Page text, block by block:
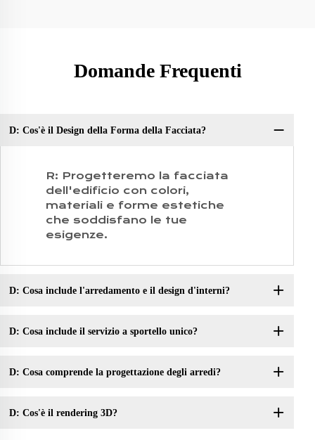
Domande Frequenti
D: Cos'è il Design della Forma della Facciata?
R: Progetteremo la facciata
dell'edificio con colori,
materiali e forme estetiche
che soddisfano le tue
esigenze.
D: Cosa include l'arredamento e il design d'interni?
D: Cosa include il servizio a sportello unico?
D: Cosa comprende la progettazione degli arredi?
D: Cos'è il rendering 3D?